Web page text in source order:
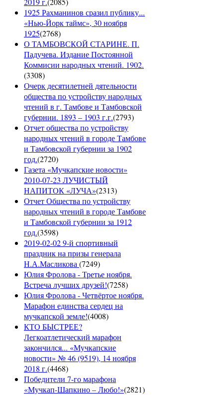
1925 Рахманинов сразил публику...
«Нью-Йорк таймс», 30 ноября
1925(2768)
О ТАМБОВСКОЙ СТАРИНЕ. П.
Падучева. Издание Постоянной
Коммисии народных чтений. 1902.
(3308)
Очерк десятилетней дятельности
общества по устройству народных
чтений в г. Тамбове и Тамбовской
губернии. 1893 – 1903 г.г.(2793)
Отчет общества по устройству
народных чтений в городе Тамбове
и Тамбовской губернии за 1902
год.(2720)
Газета «Мучкапские новости»
2010-07-23 ЛУЧИСТЫЙ
НАПИТОК «ЛУЧА»(2313)
Отчет Общества по устройству
народных чтений в городе Тамбове
и Тамбовской губернии за 1912
год.(3598)
2019-02-02 9-й спортивный
праздник на призы генерала
Н.А.Масликова(7249)
Юлия Фролова - Третье ноября.
Встреча лучших друзей!(7258)
Юлия Фролова - Четвёртое ноября.
Марафон единства сердец на
мучкапской земле!(4008)
КТО БЫСТРЕЕ?
Легкоатлетический марафон
закончился... «Мучкапские
новости» № 46 (9519), 14 ноября
2018 г.(4468)
Победители 7-го марафона
«Мучкап-Шапкино – Любо!»(2821)